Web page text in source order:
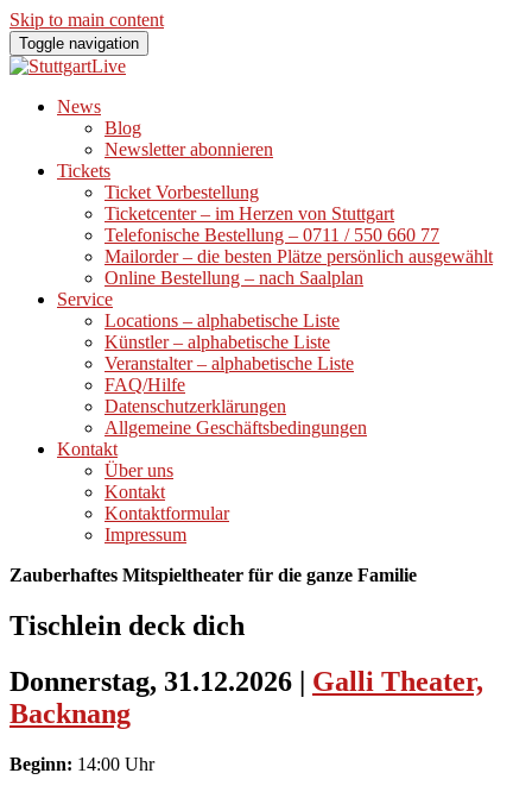
Skip to main content
Toggle navigation
News
Blog
Newsletter abonnieren
Tickets
Ticket Vorbestellung
Ticketcenter – im Herzen von Stuttgart
Telefonische Bestellung – 0711 / 550 660 77
Mailorder – die besten Plätze persönlich ausgewählt
Online Bestellung – nach Saalplan
Service
Locations – alphabetische Liste
Künstler – alphabetische Liste
Veranstalter – alphabetische Liste
FAQ/Hilfe
Datenschutzerklärungen
Allgemeine Geschäftsbedingungen
Kontakt
Über uns
Kontakt
Kontaktformular
Impressum
Zauberhaftes Mitspieltheater für die ganze Familie
Tischlein deck dich
Donnerstag, 31.12.2026 | Galli Theater,
Backnang
Beginn: 14:00 Uhr